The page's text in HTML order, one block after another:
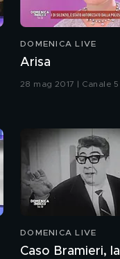
DOMENICA LIVE
Arisa
28 mag 2017 | Canale 5
DOMENICA LIVE
Caso Bramieri, la